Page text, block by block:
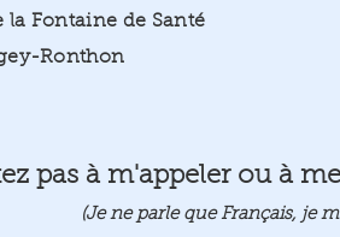
la Fontaine de Santé
Ronthon
pas à m'appeler ou à
(Je ne parle que Français, je